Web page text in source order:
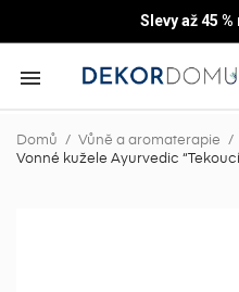
Slevy až 45

Domů Vůně a aromaterapie
Vonné kužele Ayurvedic